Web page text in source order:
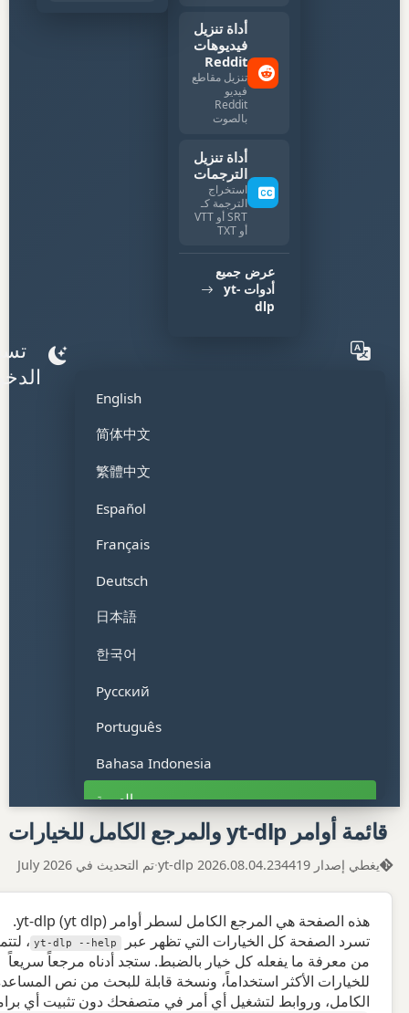
أداة تنزيل
فيديوهات
Reddit
تنزيل مقاطع
فيديو
Reddit
بالصوت
أداة تنزيل
الترجمات
استخراج
الترجمة كـ
SRT أو VTT
أو TXT
عرض جميع
أدوات yt-
dlp
English
简体中文
繁體中文
Español
Français
Deutsch
日本語
한국어
Русский
Português
Bahasa Indonesia
العربية
हिन्दी
Tiếng Việt
Bahasa Malaysia
Türkçe
قائمة أوامر yt-dlp والمرجع الكامل للخيارات
يغطي إصدار yt-dlp 2026.08.04.234419 ·تم التحديث في July 2026
هذه الصفحة هي المرجع الكامل لسطر أوامر yt-dlp (yt dlp).
تسرد الصفحة كل الخيارات التي تظهر عبر
yt-dlp --help ،
من معرفة ما يفعله كل خيار بالضبط. ستجد أدناه مرجعاً سريعاً
للخيارات الأكثر استخداماً، ونسخة قابلة للبحث من نص
الكامل، وروابط لتشغيل أي أمر في متصفحك دون تثبيت أي